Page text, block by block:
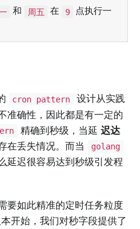
和 周五 在 9
点执行一
cron pattern
设计从实践
准确性，因此都是有一定的
精确到秒级，当延 迟达
在丢失情况。而当 golang
延迟很容易达到秒级引发程
要如此精准的定时任务粒度
开始，我们对秒字段提供了